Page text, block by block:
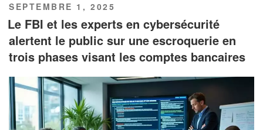
PUBLIÉ
LE
SEPTEMBRE 1, 2025
Le FBI et les experts en cybersécurité
alertent le public sur une escroquerie en
trois phases visant les comptes bancaires